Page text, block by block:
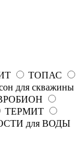
ТОПАС
для скважины
ТЕРМИТ
для ВОДЫ